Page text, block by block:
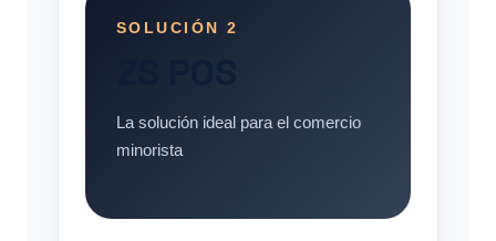
SOLUCIÓN 2
La solución ideal para el comercio
minorista